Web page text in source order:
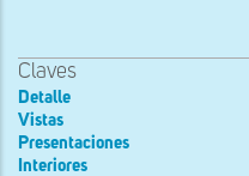
Claves
Detalle
Vistas
Presentaciones
Interiores